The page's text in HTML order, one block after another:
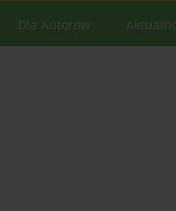
Dla Autorów